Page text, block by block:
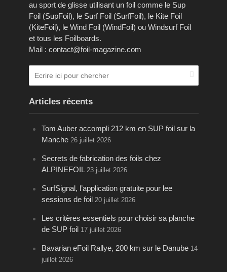
au sport de glisse utilisant un foil comme le Sup
Foil (SupFoil), le Surf Foil (SurfFoil), le Kite Foil
(KiteFoil), le Wind Foil (WindFoil) ou Windsurf Foil
et tous les Foilboards.
Mail : contact@foil-magazine.com
Articles récents
Tom Auber accompli 212 km en SUP foil sur la
Manche 26 juillet 2026
Secrets de fabrication des foils chez
ALPINEFOIL 23 juillet 2026
SurfSignal, l’application gratuite pour lee
sessions de foil 20 juillet 2026
Les critères essentiels pour choisir sa planche
de SUP foil 17 juillet 2026
Bavarian eFoil Rallye, 200 km sur le Danube 14
juillet 2026